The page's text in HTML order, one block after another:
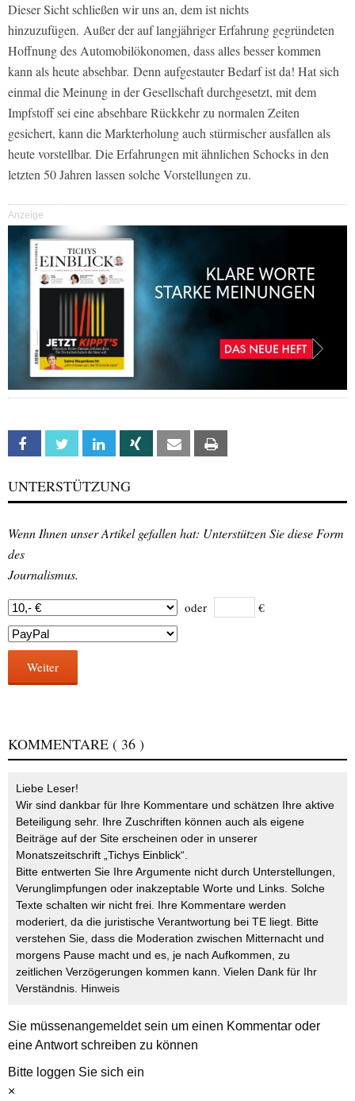
Dieser Sicht schließen wir uns an, dem ist nichts
hinzuzufügen. Außer der auf langjähriger Erfahrung gegründeten
Hoffnung des Automobilökonomen, dass alles besser kommen
kann als heute absehbar. Denn aufgestauter Bedarf ist da! Hat sich
einmal die Meinung in der Gesellschaft durchgesetzt, mit dem
Impfstoff sei eine absehbare Rückkehr zu normalen Zeiten
gesichert, kann die Markterholung auch stürmischer ausfallen als
heute vorstellbar. Die Erfahrungen mit ähnlichen Schocks in den
letzten 50 Jahren lassen solche Vorstellungen zu.
Anzeige
Facebook Twitter Linkedin Xing Email
UNTERSTÜTZUNG
Wenn Ihnen unser Artikel gefallen hat: Unterstützen Sie diese Form
des
Journalismus.
oder €
Weiter
KOMMENTARE ( 36 )
Liebe Leser!
Wir sind dankbar für Ihre Kommentare und schätzen Ihre aktive
Beteiligung sehr. Ihre Zuschriften können auch als eigene
Beiträge auf der Site erscheinen oder in unserer
Monatszeitschrift „Tichys Einblick“.
Bitte entwerten Sie Ihre Argumente nicht durch Unterstellungen,
Verunglimpfungen oder inakzeptable Worte und Links. Solche
Texte schalten wir nicht frei. Ihre Kommentare werden
moderiert, da die juristische Verantwortung bei TE liegt. Bitte
verstehen Sie, dass die Moderation zwischen Mitternacht und
morgens Pause macht und es, je nach Aufkommen, zu
zeitlichen Verzögerungen kommen kann. Vielen Dank für Ihr
Verständnis. Hinweis
Sie müssenangemeldetsein um einen Kommentar oder
eine Antwort schreiben zu können
Bitte loggen Sie sich ein
×